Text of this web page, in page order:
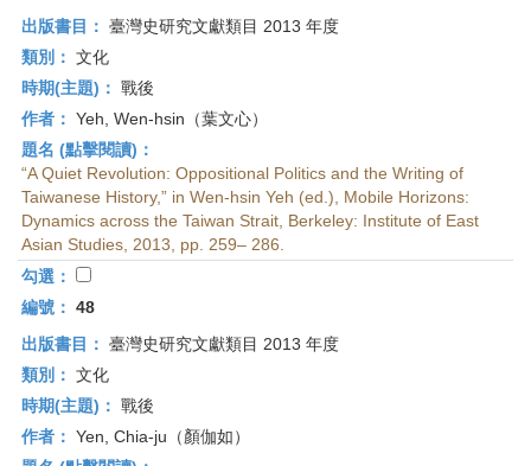
出版書目： 臺灣史研究文獻類目 2013 年度
類別： 文化
時期(主題)： 戰後
作者： Yeh, Wen-hsin（葉文心）
題名 (點擊閱讀)：
“A Quiet Revolution: Oppositional Politics and the Writing of
Taiwanese History,” in Wen-hsin Yeh (ed.), Mobile Horizons:
Dynamics across the Taiwan Strait, Berkeley: Institute of East
Asian Studies, 2013, pp. 259– 286.
勾選：
編號： 48
出版書目： 臺灣史研究文獻類目 2013 年度
類別： 文化
時期(主題)： 戰後
作者： Yen, Chia-ju（顏伽如）